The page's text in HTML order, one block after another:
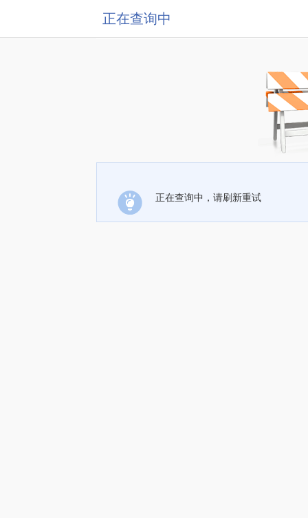
正在查询中
正在查询中，请刷新重试